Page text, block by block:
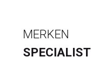
MERKEN
SPECIALIST